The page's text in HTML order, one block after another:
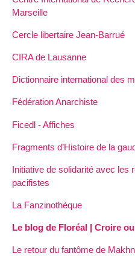
Marseille
Cercle libertaire Jean-Barrué
CIRA de Lausanne
Dictionnaire international des
Fédération Anarchiste
Ficedl - Affiches
Fragments d’Histoire de la
Initiative de solidarité avec les
pacifistes
La Fanzinothèque
Le blog de Floréal | Croire
Le retour du fantôme de